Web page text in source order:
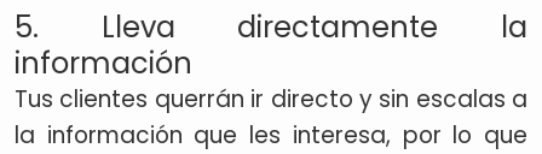
5. Lleva directamente la
información
Tus clientes querrán ir directo y sin escalas a
la información que les interesa, por lo que